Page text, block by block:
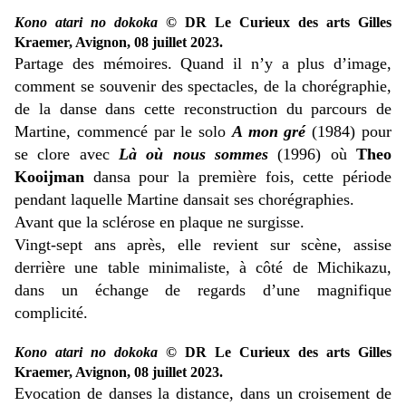
Kono atari no dokoka © DR Le Curieux des arts Gilles
Kraemer, Avignon, 08 juillet 2023.
Partage des mémoires. Quand il n’y a plus d’image,
comment se souvenir des spectacles, de la chorégraphie,
de la danse dans cette reconstruction du parcours de
Martine, commencé par le soloA mon gré(1984) pour
se clore avec Là où nous sommes (1996) où Theo
Kooijman dansa pour la première fois, cette période
pendant laquelle Martine dansait ses chorégraphies.
Avant que la sclérose en plaque ne surgisse.
Vingt-sept ans après, elle revient sur scène, assise
derrière une table minimaliste, à côté de Michikazu,
dans un échange de regards d’une magnifique
complicité.
Kono atari no dokoka © DR Le Curieux des arts Gilles
Kraemer, Avignon, 08 juillet 2023.
Evocation de danses la distance, dans un croisement de